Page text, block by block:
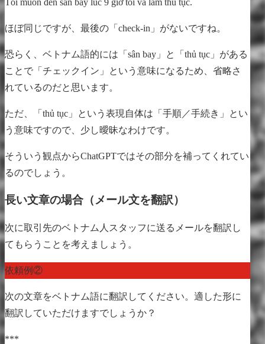
ほぼ同じですが、最後の「check-in」がないですね。
恐らく、ベトナム語的には「sân bay」と「thủ tục」がある
ことで「チェックイン」という意味になるため、省略さ
れているのだと思います。
ただ、「thủ tục」という表現自体は「手順／手続き」とい
う意味ですので、少し曖昧なわけです。
そういう観点からChatGPTではその部分を補ってくれてい
るのでしょう。
長い文章の場合（メール文を翻訳）
次に取引先のベトナム人スタッフに送るメールを翻訳し
てもらうことを考えましょう。
依頼例②
次の文章をベトナム語に翻訳してください。適した形に
翻訳していただけますでしょうか？
***